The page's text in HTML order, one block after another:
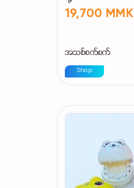
19,700 MMK
အသစ်စက်စက်
Shop